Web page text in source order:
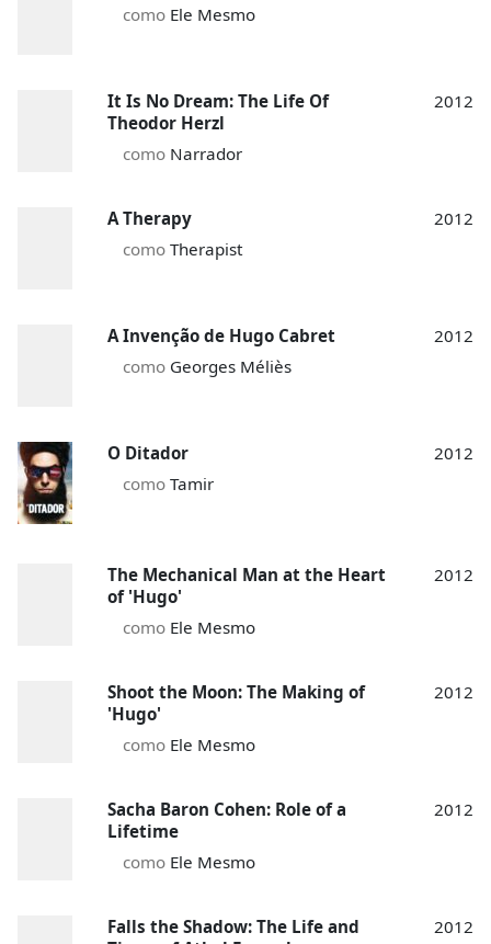
como Ele Mesmo
It Is No Dream: The Life Of
Theodor Herzl
como Narrador
2012
A Therapy
como Therapist
2012
A Invenção de Hugo Cabret
como Georges Méliès
2012
O Ditador
como Tamir
2012
The Mechanical Man at the Heart
of 'Hugo'
como Ele Mesmo
2012
Shoot the Moon: The Making of
'Hugo'
como Ele Mesmo
2012
Sacha Baron Cohen: Role of a
Lifetime
como Ele Mesmo
2012
Falls the Shadow: The Life and
2012